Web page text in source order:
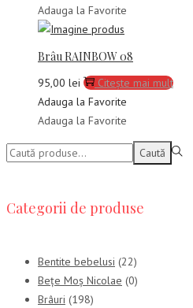
Adauga la Favorite
Brâu RAINBOW 08
95,00 lei
Citește mai mult
Adauga la Favorite
Adauga la Favorite
Caută:> Caută
Categorii de produse
Bentite bebelusi (22)
Bețe Moș Nicolae (0)
Brâuri (198)